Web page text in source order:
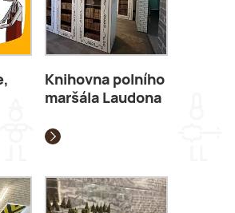
Knihovna polního
maršála Laudona